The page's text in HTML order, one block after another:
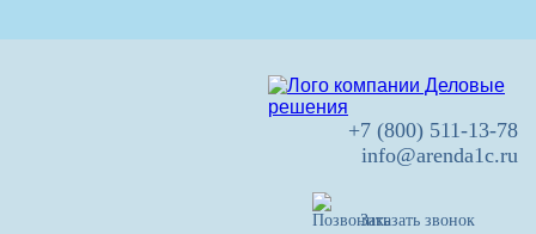
+7 (800) 511-13-78
info@arenda1c.ru
Заказать звонок